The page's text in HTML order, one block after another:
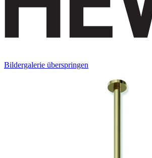
Bildergalerie überspringen